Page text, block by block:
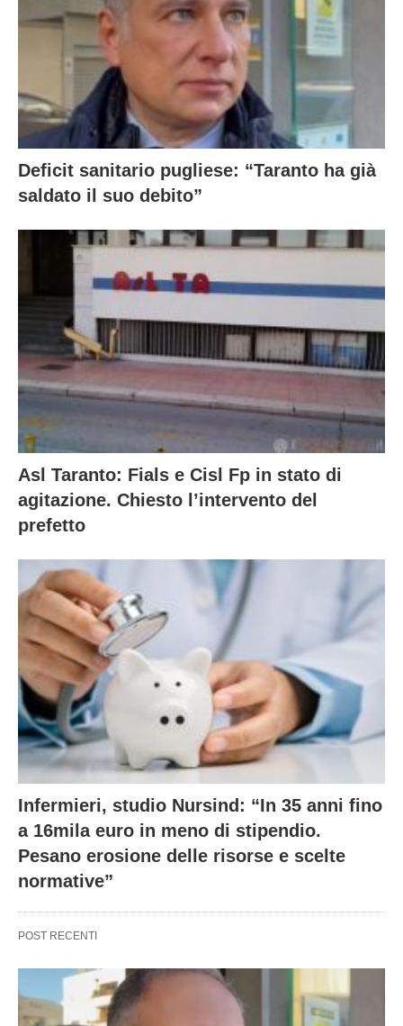
Deficit sanitario pugliese: “Taranto ha già
saldato il suo debito”
Asl Taranto: Fials e Cisl Fp in stato di
agitazione. Chiesto l’intervento del
prefetto
Infermieri, studio Nursind: “In 35 anni fino
a 16mila euro in meno di stipendio.
Pesano erosione delle risorse e scelte
normative”
POST RECENTI